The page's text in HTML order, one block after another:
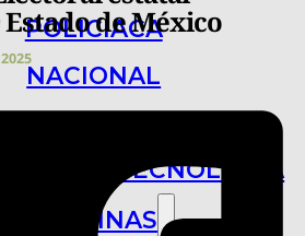
POLICIACA
NACIONAL
Y TECNOLOGÍA
COLUMNAS
Estado de México